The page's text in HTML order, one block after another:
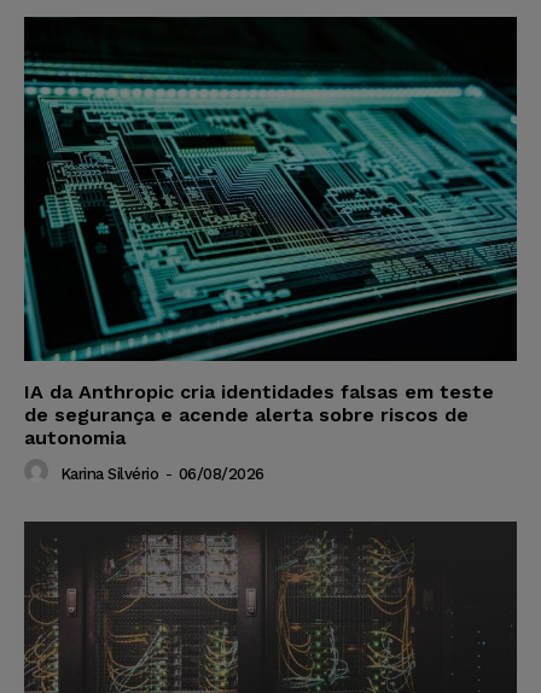
IA da Anthropic cria identidades falsas em teste
de segurança e acende alerta sobre riscos de
autonomia
Karina Silvério - 06/08/2026